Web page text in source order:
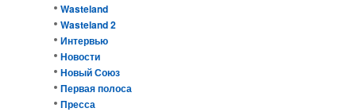
Wasteland
Wasteland 2
Интервью
Новости
Новый Союз
Первая полоса
Пресса